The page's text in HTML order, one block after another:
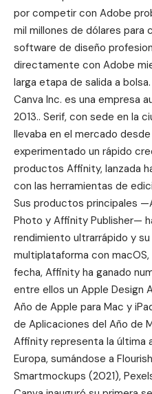
por competir con Adobe
mil millones de dólares para
software de diseño
directamente con Adobe
larga etapa de salida a bolsa.
Canva Inc. es una empresa
2013.. Serif, con sede en la
llevaba en el mercado desde
experimentado un rápido
productos Affinity, lanzada
con las herramientas de
Sus productos principales
Photo y Affinity Publisher—
rendimiento ultrarrápido y
multiplataforma con macOS,
fecha, Affinity ha ganado
entre ellos un Apple Design
Año de Apple para Mac y
de Aplicaciones del Año de
Affinity representa la última
Europa, sumándose a
Smartmockups (2021),